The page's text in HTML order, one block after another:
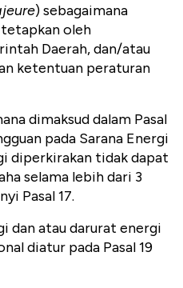
) sebagaimana
oleh
Daerah, dan/atau
ketentuan peraturan
dimaksud dalam Pasal
pada Sarana Energi
diperkirakan tidak dapat
selama lebih dari 3
Pasal 17.
dan atau darurat energi
diatur pada Pasal 19